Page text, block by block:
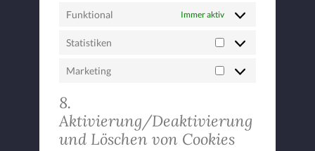
Funktional Immer aktiv
Statistiken
Statistiken
Marketing
Marketing
8.
Aktivierung/Deaktivierung
und Löschen von Cookies